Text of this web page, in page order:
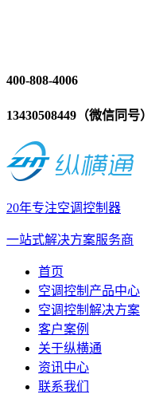
400-808-4006
13430508449（微信同号）
20年专注空调控制器
一站式解决方案服务商
首页
空调控制产品中心
空调控制解决方案
客户案例
关于纵横通
资讯中心
联系我们